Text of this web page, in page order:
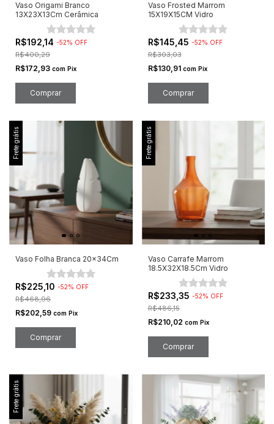
Vaso Origami Branco
13X23X13Cm Cerâmica
R$192,14 -52% OFF
R$400,29
R$172,93 com Pix
Vaso Frosted Marrom
15X19X15CM Vidro
R$145,45 -52% OFF
R$303,03
R$130,91 com Pix
Frete grátis
Vaso Folha Branca 20x34Cm
R$225,10 -52% OFF
R$468,96
R$202,59 com Pix
Frete grátis
Vaso Carrafe Marrom
18.5X32X18.5Cm Vidro
R$233,35 -52% OFF
R$486,15
R$210,02 com Pix
Frete grátis